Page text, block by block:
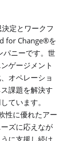
決定とワークフ
for Change®を
パニーです。世
ゲージメント
オペレーショ
課題を解決す
ています。
性に優れたアー
ズに応えなが